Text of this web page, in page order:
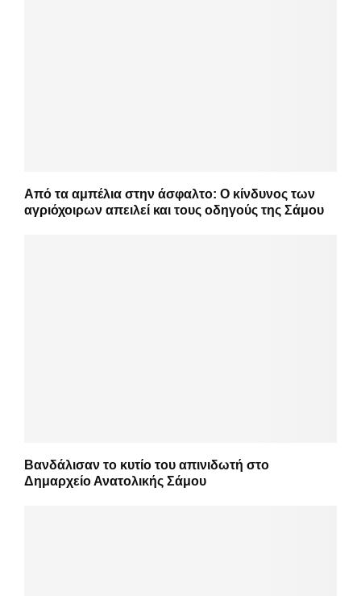
Από τα αμπέλια στην άσφαλτο: Ο κίνδυνος των
αγριόχοιρων απειλεί και τους οδηγούς της Σάμου
Βανδάλισαν το κυτίο του απινιδωτή στο
Δημαρχείο Ανατολικής Σάμου